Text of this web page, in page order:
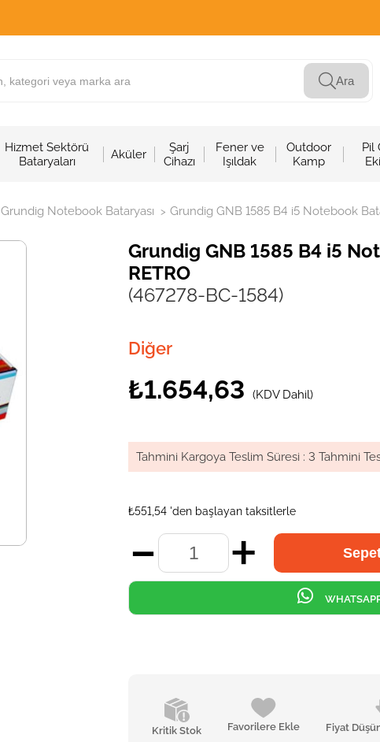
Ara
Hizmet Sektörü
Bataryaları
Aküler
Şarj
Cihazı
Fener ve
Işıldak
Outdoor
Kamp
Pil
Grundig Notebook Bataryası > Grundig GNB 1585 B4 i5 Notebook
Grundig GNB 1585 B4 i5
RETRO
(467278-BC-1584)
Diğer
₺1.654,63 (KDV Dahil)
Tahmini Kargoya Teslim Süresi : 3 Tahmini
₺551,54 'den başlayan taksitlerle
Kritik Stok Favorilere Ekle Fiyat